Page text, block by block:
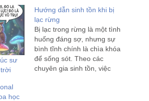
sư
Hướng dẫn sinh tồn khi bị
lạc rừng
Bị lạc trong rừng là một tình
huống đáng sợ, nhưng sự
bình tĩnh chính là chìa khóa
để sống sót. Theo các
chuyên gia sinh tồn, việc
học